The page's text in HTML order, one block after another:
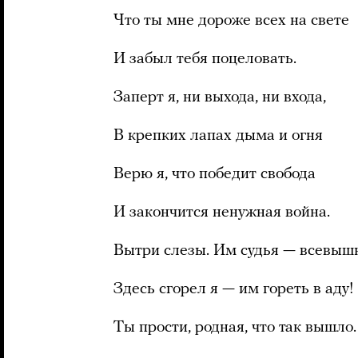
Что ты мне дороже всех на свете
И забыл тебя поцеловать.
Заперт я, ни выхода, ни входа,
В крепких лапах дыма и огня
Верю я, что победит свобода
И закончится ненужная война.
Вытри слезы. Им судья —
Здесь сгорел я — им гореть в аду!
Ты прости, родная, что так вышло.